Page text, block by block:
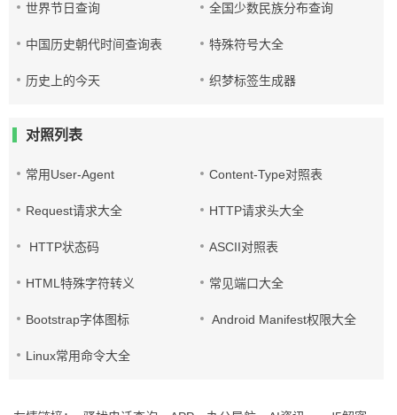
世界节日查询 全国少数民族分布查询
中国历史朝代时间查询表 特殊符号大全
历史上的今天 织梦标签生成器
对照列表
常用User-Agent Content-Type对照表
Request请求大全 HTTP请求头大全
HTTP状态码 ASCII对照表
HTML特殊字符转义 常见端口大全
Bootstrap字体图标 Android Manifest权限大全
Linux常用命令大全